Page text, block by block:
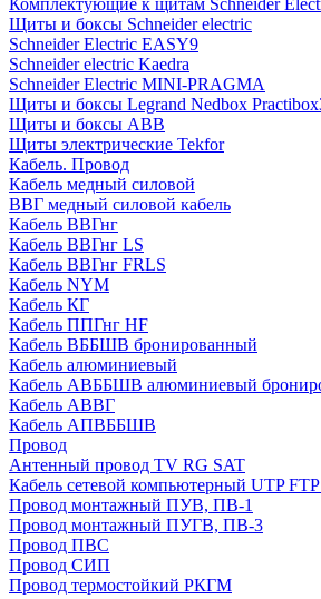
Щиты и боксы Schneider electric
Schneider Electric EASY9
Schneider electric Kaedra
Schneider Electric MINI-PRAGMA
Щиты и боксы Legrand Nedbox
Щиты и боксы ABB
Щиты электрические Tekfor
Кабель. Провод
Кабель медный силовой
ВВГ медный силовой кабель
Кабель ВВГнг
Кабель ВВГнг LS
Кабель ВВГнг FRLS
Кабель NYM
Кабель КГ
Кабель ППГнг HF
Кабель ВББШВ бронированный
Кабель алюминиевый
Кабель АВББШВ алюминиевый
Кабель АВВГ
Кабель АПВББШВ
Провод
Антенный провод TV RG SAT
Кабель сетевой компьютерный UTP FTP
Провод монтажный ПУВ, ПВ-1
Провод монтажный ПУГВ, ПВ-3
Провод ПВС
Провод СИП
Провод термостойкий РКГМ